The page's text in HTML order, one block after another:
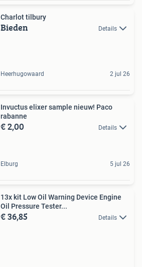
Charlot tilbury
Bieden Details
Heerhugowaard 2 jul 26
Invuctus elixer sample nieuw! Paco
rabanne
€ 2,00 Details
Elburg 5 jul 26
13x kit Low Oil Warning Device Engine
Oil Pressure Tester...
€ 36,85 Details